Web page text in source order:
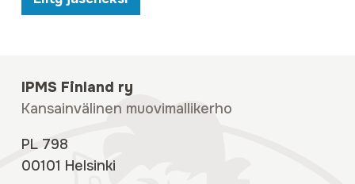
IPMS Finland ry
Kansainvälinen muovimallikerho
PL 798
00101 Helsinki